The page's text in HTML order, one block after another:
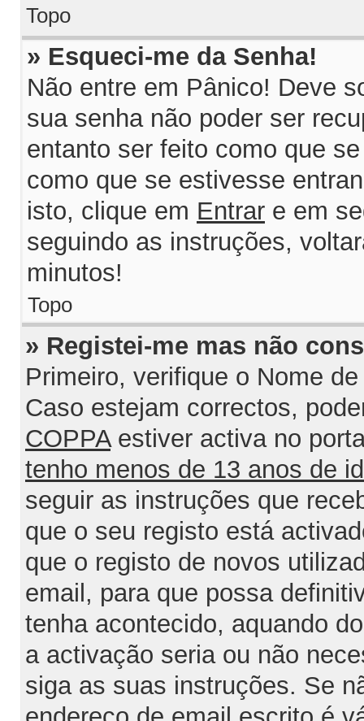
Topo
» Esqueci-me da Senha!
Não entre em Pânico! Deve
sua senha não poder ser
entanto ser feito como que
como que se estivesse
isto, clique em Entrar e em
seguindo as instruções,
minutos!
Topo
» Registei-me mas não
Primeiro, verifique o Nome
Caso estejam correctos,
COPPAestiver activa no
tenho menos de 13 anos de
seguir as instruções que
que o seu registo está
que o registo de novos
email, para que possa
tenha acontecido, aquando
a activação seria ou não
siga as suas instruções. Se